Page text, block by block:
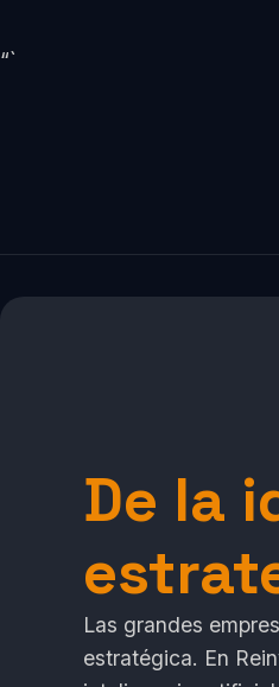
“`
De la
Las grandes
estratégica. En